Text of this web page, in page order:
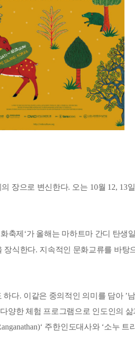
장으로 변신한다. 오는 10월 12, 13
축제 ‘가 올해는 마하트마 간디 탄생
장식한다. 지속적인 문화교류를 바탕
하다. 이같은 중의적인 의미를 담아 ’
다양한 체험 프로그램으로 인도인의 삶
주한인도대사와 ‘소누 트